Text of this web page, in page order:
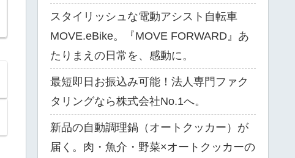
スタイリッシュな電動アシスト自転車
MOVE.eBike。『MOVE FORWARD』あ
たりまえの日常を、感動に。
最短即日お振込み可能！法人専門ファク
タリングなら株式会社No.1へ。
新品の自動調理鍋（オートクッカー）が
届く。肉・魚介・野菜×オートクッカーの